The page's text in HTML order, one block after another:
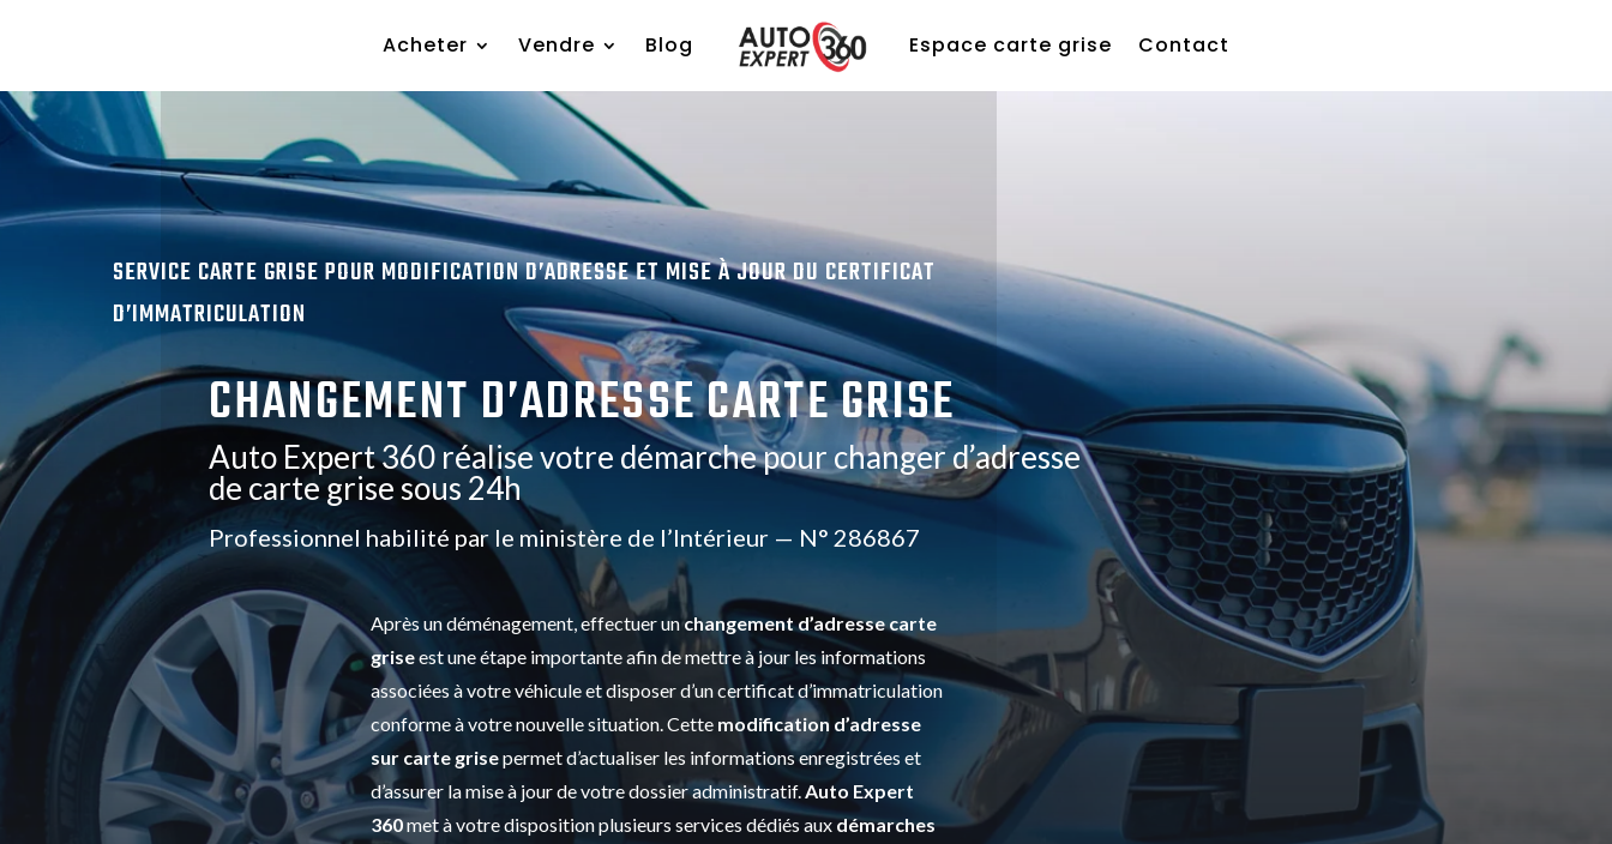
Acheter Vendre Blog Espace carte grise Contact
SERVICE CARTE GRISE POUR MODIFICATION D’ADRESSE ET MISE À JOUR DU CERTIFICAT
D’IMMATRICULATION
CHANGEMENT D’ADRESSE CARTE GRISE
Auto Expert 360 réalise votre démarche pour changer d’adresse
de carte grise sous 24h
Professionnel habilité par le ministère de l’Intérieur — N° 286867
Après un déménagement, effectuer unchangement d’adresse carte
griseest une étape importante afin de mettre à jour les informations
associées à votre véhicule et disposer d’un certificat d’immatriculation
conforme à votre nouvelle situation. Cette modification d’adresse
sur carte grisepermet d’actualiser les informations enregistrées et
d’assurer la mise à jour de votre dossier administratif. Auto Expert
360met à votre disposition plusieurs services dédiés auxdémarches